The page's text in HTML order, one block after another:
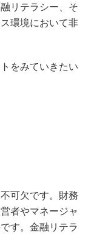
リテラシー、そ
環境において非
をみていきたい
可欠です。財務
者やマネージャ
す。金融リテラ